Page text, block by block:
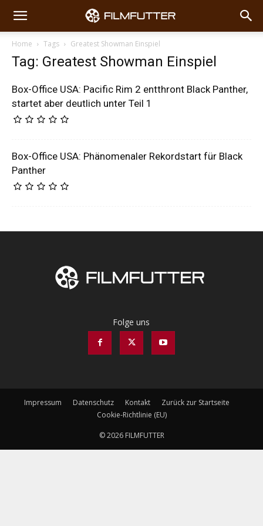
Home Tags Greatest Showman Einspiel
Tag: Greatest Showman Einspiel
Box-Office USA: Pacific Rim 2 entthront Black Panther,
startet aber deutlich unter Teil 1
Box-Office USA: Phänomenaler Rekordstart für Black
Panther
Folge uns
Impressum Datenschutz Kontakt
Zurück zur Startseite
Cookie-Richtlinie (EU)
© 2026 FILMFUTTER